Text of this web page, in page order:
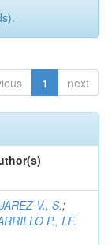
1 next
V., S.;
P., I.F.